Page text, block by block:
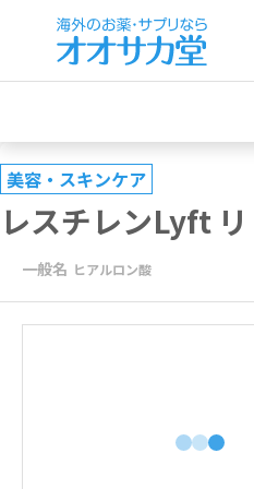
美容・スキンケア
レスチレンLyft
一般名 ヒアルロン酸